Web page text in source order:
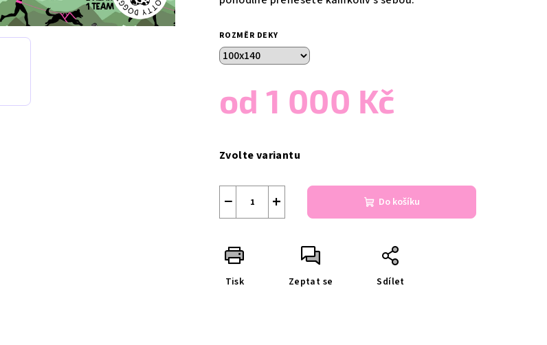
hvězdiček.
ROZMĚR DEKY
od1 000 Kč
cena:
Zvolte variantu
+
− Do košíku
Tisk Zeptat se Sdílet